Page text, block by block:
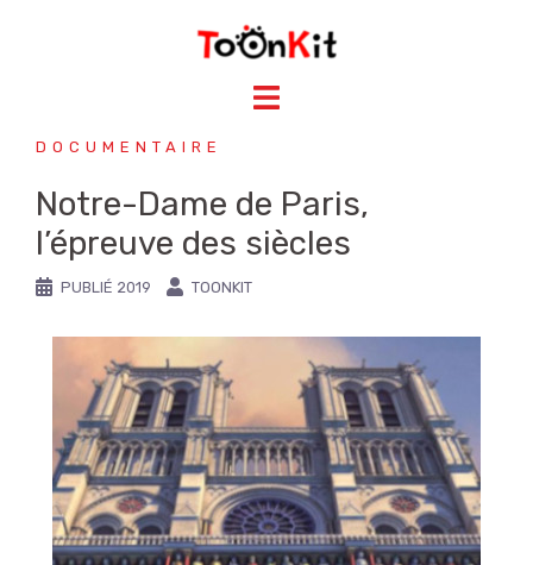
DOCUMENTAIRE
Notre-Dame de Paris,
l’épreuve des siècles
PUBLIÉ 2019 TOONKIT